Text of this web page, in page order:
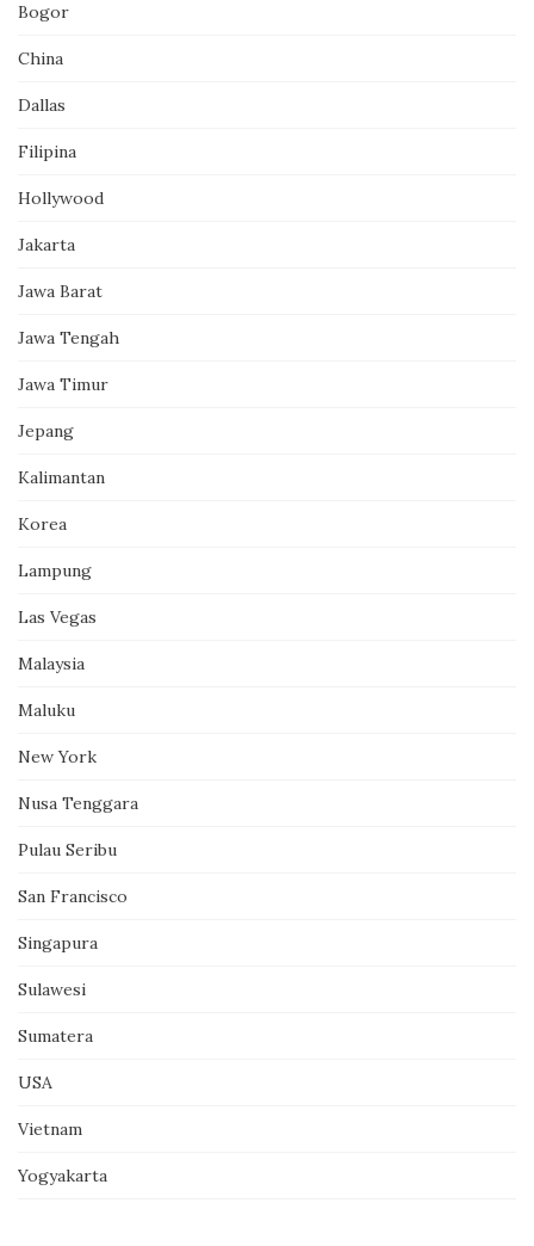
Bogor
China
Dallas
Filipina
Hollywood
Jakarta
Jawa Barat
Jawa Tengah
Jawa Timur
Jepang
Kalimantan
Korea
Lampung
Las Vegas
Malaysia
Maluku
New York
Nusa Tenggara
Pulau Seribu
San Francisco
Singapura
Sulawesi
Sumatera
USA
Vietnam
Yogyakarta